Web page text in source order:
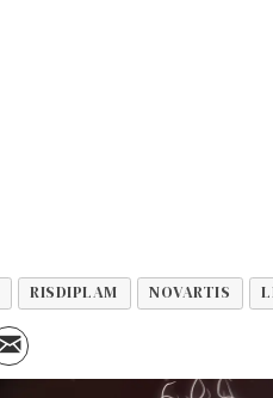
RISDIPLAM NOVARTIS